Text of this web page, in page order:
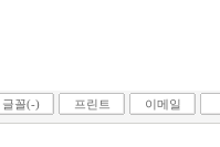
글꼴(-) 프린트 이메일